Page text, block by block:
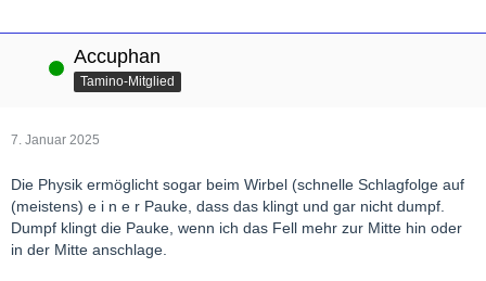
Online Accuphan
Tamino-Mitglied
7. Januar 2025
Die Physik ermöglicht sogar beim Wirbel (schnelle Schlagfolge auf
(meistens) e i n e r Pauke, dass das klingt und gar nicht dumpf.
Dumpf klingt die Pauke, wenn ich das Fell mehr zur Mitte hin oder
in der Mitte anschlage.